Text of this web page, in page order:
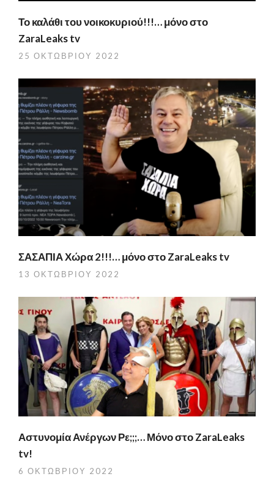
Το καλάθι του νοικοκυριού!!!… μόνο στο
ZaraLeaks tv
25 ΟΚΤΩΒΡΊΟΥ 2022
ΣΑΣΑΠΙΑ Χώρα 2!!!… μόνο στο ZaraLeaks tv
13 ΟΚΤΩΒΡΊΟΥ 2022
Αστυνομία Ανέργων Ρε;;;… Μόνο στο ZaraLeaks
tv!
6 ΟΚΤΩΒΡΊΟΥ 2022